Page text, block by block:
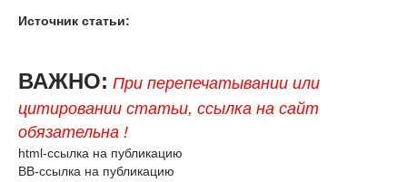
Источник статьи:
ВАЖНО: При перепечатывании или
цитировании статьи, ссылка на сайт
обязательна !
html-ссылка на публикацию
BB-ссылка на публикацию